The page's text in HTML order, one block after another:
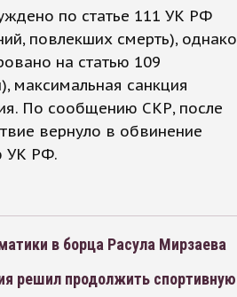
по статье 111 УК РФ
повлекших смерть), однако
на статью 109
максимальная санкция
По сообщению СКР, после
вернуло в обвинение
УК РФ.
в борца Расула Мирзаева
решил продолжить спортивную